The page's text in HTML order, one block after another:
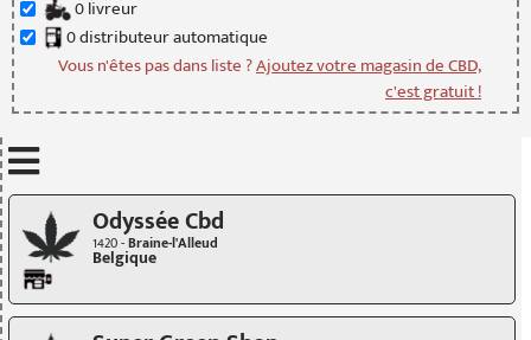
0livreur
0distributeurautomatique
Vous n'êtes pas dans liste ?Ajoutez votre magasin de CBD,
c'est gratuit !
Odyssée Cbd
1420 -Braine-l'Alleud
Belgique